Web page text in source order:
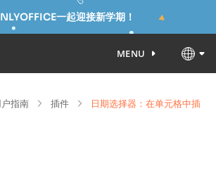
一起迎接新学期！
MENU
指南 插件
日期选择器：在单元格中插